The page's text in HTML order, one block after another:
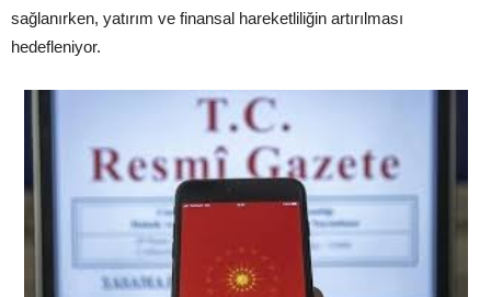
sağlanırken, yatırım ve finansal hareketliliğin artırılması
hedefleniyor.